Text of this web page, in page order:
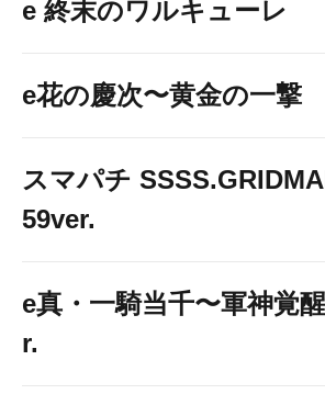
e 終末のワルキューレ
e花の慶次〜黄金の一撃
スマパチ
59ver.
e真・一騎当千〜軍神覚
r.